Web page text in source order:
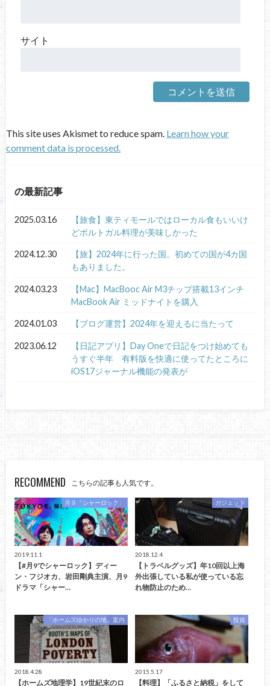
サイト
This site uses Akismet to reduce spam. Learn how your
comment data is processed.
の最新記事
2025.03.16
【旅食】東ティモールではローカル食もいいけ
どポルトガル料理が美味しかった
2024.12.30
【旅】2024年に行った国。初めての国が4カ国
もありました。
2024.03.23
【Mac】MacBooc Air M3チップ搭載13インチ
MacBook Air ミッドナイトを購入
2024.01.03 【ブログ運営】2024年を迎えるに当たって
2023.06.12
【日記アプリ】Day Oneで日記をつけ始めても
うすぐ半年 有料版を快適に使ってたところに
iOS17ジャーナル機能の発表が
RECOMMEND こちらの記事も人気です。
月９「シャーロック」
2019.11.1
【#月9でシャーロック】ディー
ン・フジオカ、岩田剛典主演、月9
ドラマ「シャー…
ガジェット
2018.12.4
【トラベルグッズ】年10回以上海
外出張している私が使っている忘
れ物防止のため…
「ホームズゆかりの地」案内
2018.4.28
【ホームズ地理学】19世紀末のロ
投資
2015.5.17
【料理】「ふるさと納税」をして